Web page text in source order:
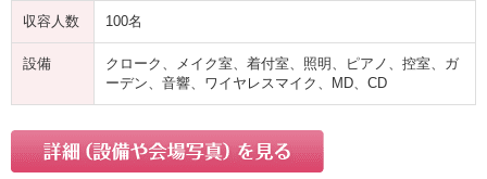
収容人数 100名
設備
クローク、メイク室、着付室、照明、ピアノ、控室、ガ
ーデン、音響、ワイヤレスマイク、MD、CD